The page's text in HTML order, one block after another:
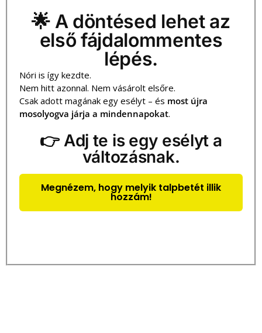
🌟 A döntésed lehet az
első fájdalommentes
lépés.
Nóri is így kezdte.
Nem hitt azonnal. Nem vásárolt elsőre.
Csak adott magának egy esélyt – és most újra
mosolyogva járja a mindennapokat.
👉 Adj te is egy esélyt a
változásnak.
Megnézem, hogy melyik talpbetét illik
hozzám!